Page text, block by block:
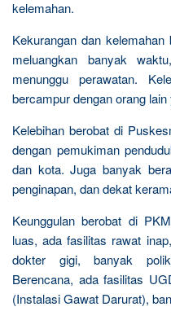
kelemahan.
Kekurangan dan
meluangkan banyak
menunggu perawatan.
bercampur dengan orang
Kelebihan berobat di
dengan pemukiman
dan kota. Juga banyak
penginapan, dan dekat
Keunggulan berobat di
luas, ada fasilitas rawat
dokter gigi, banyak
Berencana, ada fasilitas
(Instalasi Gawat Darurat),